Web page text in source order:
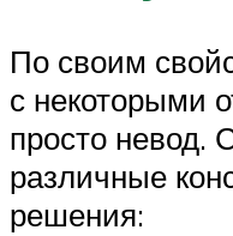
По своим
с некоторыми
просто невод.
различные
решения: